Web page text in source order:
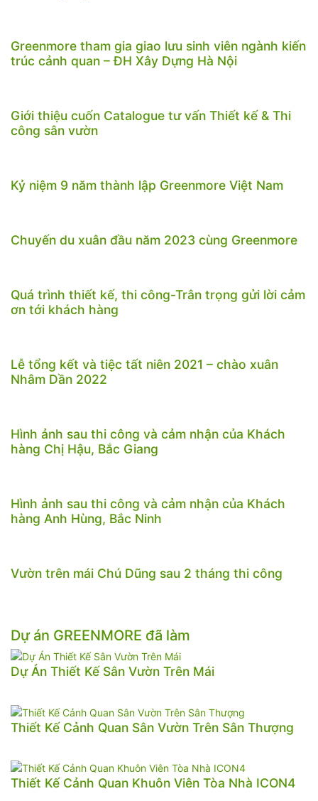
Greenmore tham gia giao lưu sinh viên ngành kiến
trúc cảnh quan – ĐH Xây Dựng Hà Nội
Giới thiệu cuốn Catalogue tư vấn Thiết kế & Thi
công sân vườn
Kỷ niệm 9 năm thành lập Greenmore Việt Nam
Chuyến du xuân đầu năm 2023 cùng Greenmore
Quá trình thiết kế, thi công-Trân trọng gửi lời cảm
ơn tới khách hàng
Lễ tổng kết và tiệc tất niên 2021 – chào xuân
Nhâm Dần 2022
Hình ảnh sau thi công và cảm nhận của Khách
hàng Chị Hậu, Bắc Giang
Hình ảnh sau thi công và cảm nhận của Khách
hàng Anh Hùng, Bắc Ninh
Vườn trên mái Chú Dũng sau 2 tháng thi công
Dự án GREENMORE đã làm
Dự Án Thiết Kế Sân Vườn Trên Mái
Thiết Kế Cảnh Quan Sân Vườn Trên Sân Thượng
Thiết Kế Cảnh Quan Khuôn Viên Tòa Nhà ICON4